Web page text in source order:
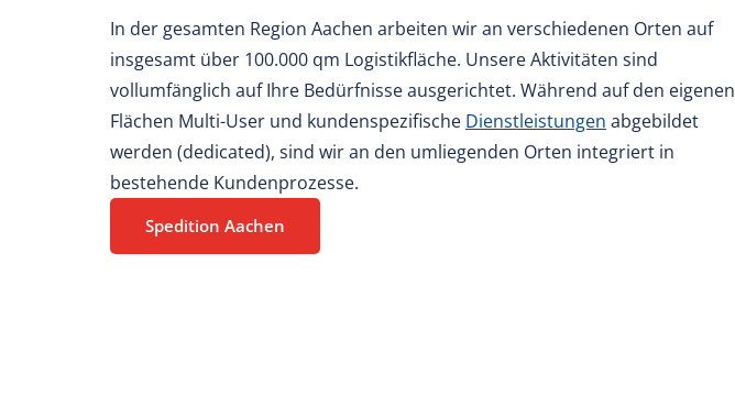
In der gesamten Region Aachen arbeiten wir an verschiedenen Orten auf
insgesamt über 100.000 qm Logistikfläche. Unsere Aktivitäten sind
vollumfänglich auf Ihre Bedürfnisse ausgerichtet. Während auf den eigenen
Flächen Multi-User und kundenspezifische Dienstleistungen abgebildet
werden (dedicated), sind wir an den umliegenden Orten integriert in
bestehende Kundenprozesse.
Spedition Aachen